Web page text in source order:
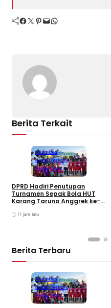
Facebook Twitter Pinterest Mail WhatsApp
Berita Terkait
Anambas
Berita Terbaru
Berita Utama
DPRD Hadiri Penutupan
Turnamen Sepak Bola HUT
Karang Taruna Anggrek ke-
11 jam lalu
Berita Terbaru
Anambas
Berita Terbaru
Berita Utama